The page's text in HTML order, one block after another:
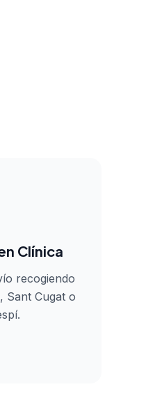
Clínica
recogiendo
Sant Cugat o